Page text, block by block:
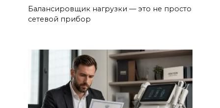
Балансировщик нагрузки — это не просто
сетевой прибор